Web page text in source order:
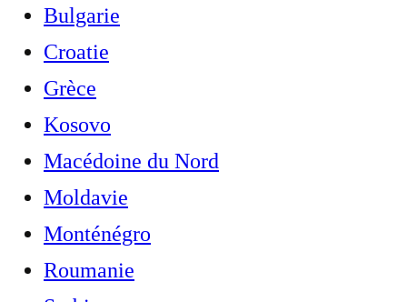
Bulgarie
Croatie
Grèce
Kosovo
Macédoine du Nord
Moldavie
Monténégro
Roumanie